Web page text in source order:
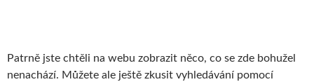
Patrně jste chtěli na webu zobrazit něco, co se zde bohužel
nenachází. Můžete ale ještě zkusit vyhledávání pomocí